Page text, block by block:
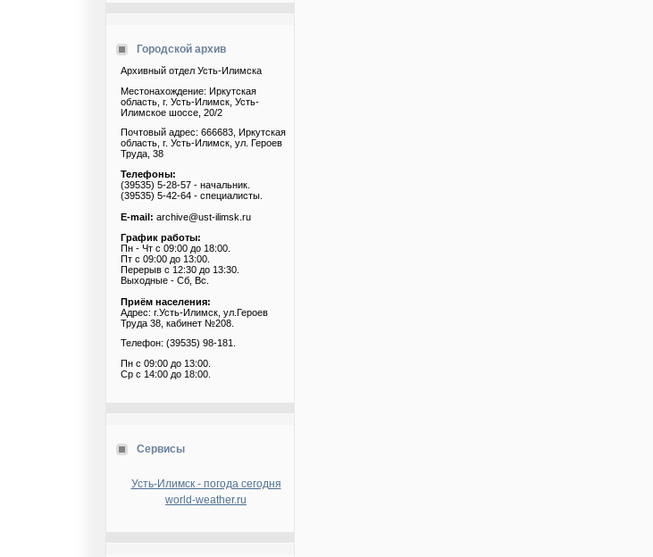
Городской архив
Архивный отдел Усть-Илимска
Местонахождение: Иркутская
область, г. Усть-Илимск, Усть-
Илимское шоссе, 20/2
Почтовый адрес: 666683, Иркутская
область, г. Усть-Илимск, ул. Героев
Труда, 38
Телефоны:
(39535) 5-28-57 - начальник.
(39535) 5-42-64 - специалисты.
E-mail: archive@ust-ilimsk.ru
График работы:
Пн - Чт с 09:00 до 18:00.
Пт с 09:00 до 13:00.
Перерыв с 12:30 до 13:30.
Выходные - Сб, Вс.
Приём населения:
Адрес: г.Усть-Илимск, ул.Героев
Труда 38, кабинет №208.
Телефон: (39535) 98-181.
Пн с 09:00 до 13:00.
Ср с 14:00 до 18:00.
Сервисы
Усть-Илимск - погода сегодня
world-weather.ru